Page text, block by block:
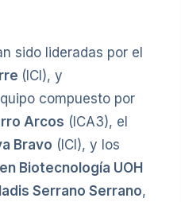
sido lideradas por el
(ICI), y
compuesto por
Arcos (ICA3), el
Bravo (ICI), y los
Biotecnología UOH
Serrano Serrano,